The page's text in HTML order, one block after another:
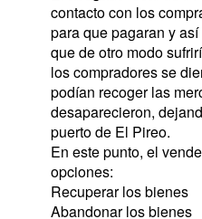
contacto con los
para que pagaran y
que de otro modo
los compradores se
podían recoger las
desaparecieron,
puerto de El Pireo.
En este punto, el
opciones:
Recuperar los bienes
Abandonar los bienes